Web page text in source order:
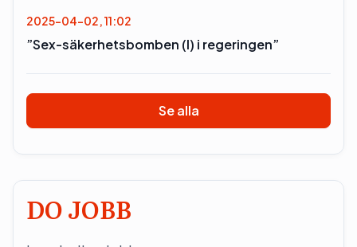
2025-04-02, 11:02
”Sex-säkerhetsbomben (l) i regeringen”
Se alla
DO JOBB